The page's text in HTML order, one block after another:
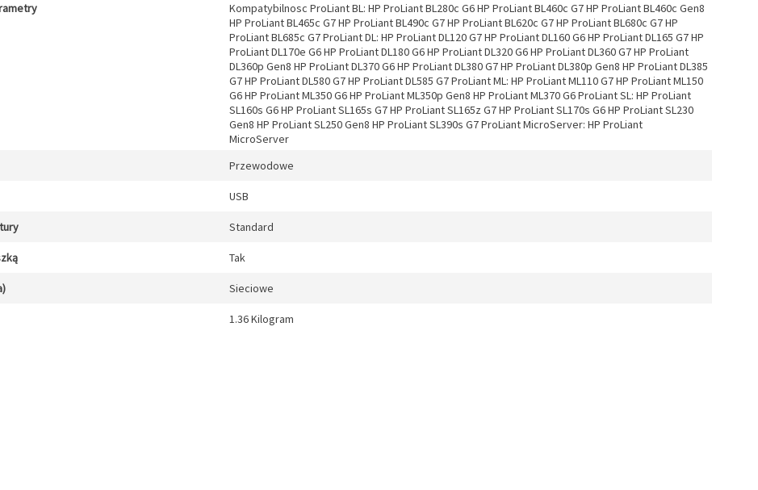
Kompatybilnosc ProLiant BL: HP ProLiant BL280c G6 HP ProLiant BL460c G7 HP ProLiant BL460c Gen8
HP ProLiant BL465c G7 HP ProLiant BL490c G7 HP ProLiant BL620c G7 HP ProLiant BL680c G7 HP
ProLiant BL685c G7 ProLiant DL: HP ProLiant DL120 G7 HP ProLiant DL160 G6 HP ProLiant DL165 G7 HP
ProLiant DL170e G6 HP ProLiant DL180 G6 HP ProLiant DL320 G6 HP ProLiant DL360 G7 HP ProLiant
DL360p Gen8 HP ProLiant DL370 G6 HP ProLiant DL380 G7 HP ProLiant DL380p Gen8 HP ProLiant DL385
G7 HP ProLiant DL580 G7 HP ProLiant DL585 G7 ProLiant ML: HP ProLiant ML110 G7 HP ProLiant ML150
G6 HP ProLiant ML350 G6 HP ProLiant ML350p Gen8 HP ProLiant ML370 G6 ProLiant SL: HP ProLiant
SL160s G6 HP ProLiant SL165s G7 HP ProLiant SL165z G7 HP ProLiant SL170s G6 HP ProLiant SL230
Gen8 HP ProLiant SL250 Gen8 HP ProLiant SL390s G7 ProLiant MicroServer: HP ProLiant
MicroServer
Przewodowe
USB
Standard
Tak
Sieciowe
1.36 Kilogram